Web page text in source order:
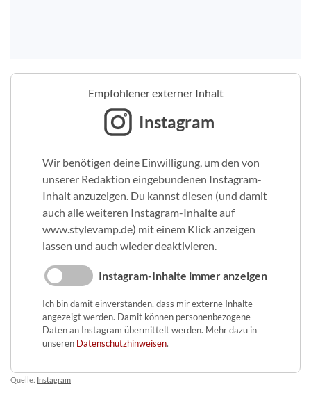
Empfohlener externer Inhalt
Instagram
Wir benötigen deine Einwilligung, um den von
unserer Redaktion eingebundenen Instagram-
Inhalt anzuzeigen. Du kannst diesen (und damit
auch alle weiteren Instagram-Inhalte auf
www.stylevamp.de) mit einem Klick anzeigen
lassen und auch wieder deaktivieren.
Instagram-Inhalte immer anzeigen
Ich bin damit einverstanden, dass mir externe Inhalte
angezeigt werden. Damit können personenbezogene
Daten an Instagram übermittelt werden. Mehr dazu in
unseren Datenschutzhinweisen.
Quelle: Instagram